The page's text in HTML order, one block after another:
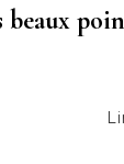
beaux